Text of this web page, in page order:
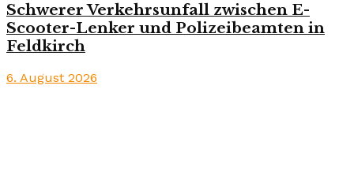
Schwerer Verkehrsunfall zwischen E-
Scooter-Lenker und Polizeibeamten in
Feldkirch
6. August 2026